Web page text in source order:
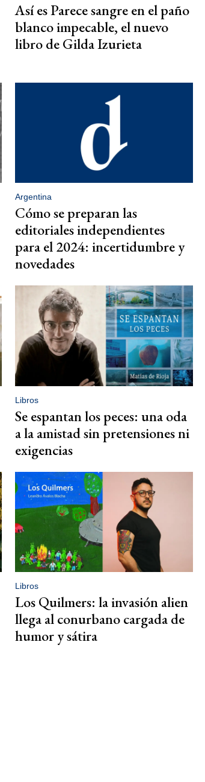
Así es Parece sangre en el paño
blanco impecable, el nuevo
libro de Gilda Izurieta
Argentina
Cómo se preparan las
editoriales independientes
para el 2024: incertidumbre y
novedades
Libros
Se espantan los peces: una oda
a la amistad sin pretensiones ni
exigencias
Libros
Los Quilmers: la invasión alien
llega al conurbano cargada de
humor y sátira